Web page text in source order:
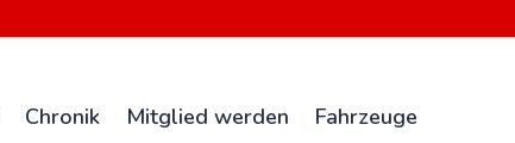
Chronik Mitglied werden Fahrzeuge